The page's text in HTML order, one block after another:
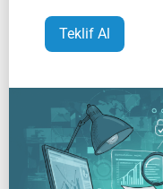
Teklif Al